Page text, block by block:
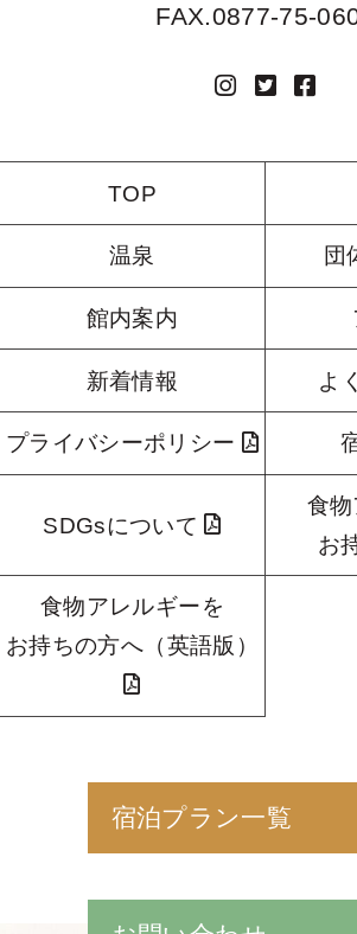
FAX.0877-75-
TOP
温泉 団
館内案内
新着情報 よ
プライバシーポリシー
SDGsについて
食
お
食物アレルギーを
お持ちの方へ（英語版）
宿泊プラン一覧